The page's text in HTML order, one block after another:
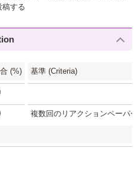
稿する
(%) 基準 (Criteria)
複数回のリアクションペーパ